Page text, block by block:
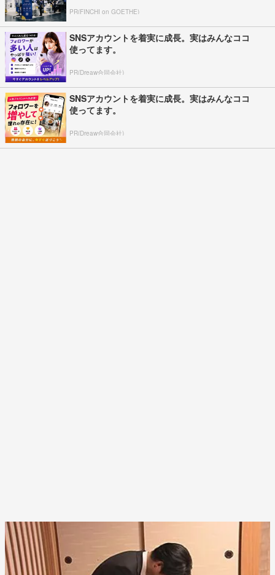
PR(FINCHI on GOETHE)
SNSアカウントを着実に成長。実はみんなココ
使ってます。
PR(Dreaw合同会社)
SNSアカウントを着実に成長。実はみんなココ
使ってます。
PR(Dreaw合同会社)